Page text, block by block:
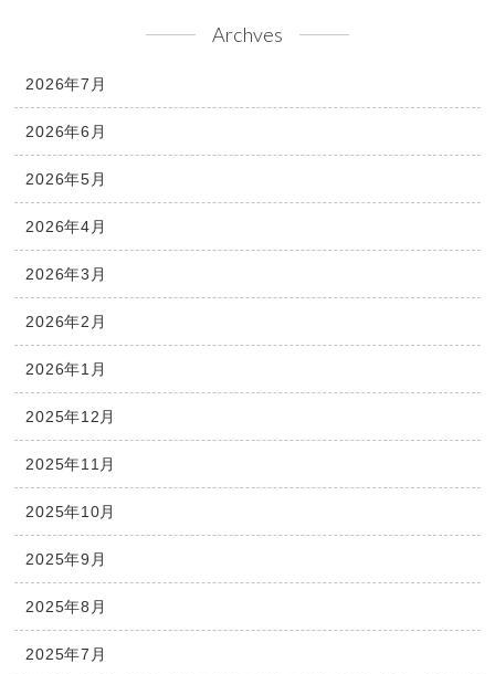
Archves
2026年7月
2026年6月
2026年5月
2026年4月
2026年3月
2026年2月
2026年1月
2025年12月
2025年11月
2025年10月
2025年9月
2025年8月
2025年7月